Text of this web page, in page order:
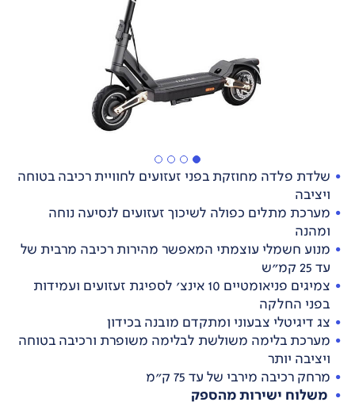
שלדת פלדה מחוזקת בפני זעזועים לחוויית רכיבה בטוחה
ויציבה
מערכת מתלים כפולה לשיכוך זעזועים לנסיעה נוחה
ומהנה
מנוע חשמלי עוצמתי המאפשר מהירות רכיבה מרבית של
עד 25 קמ"ש
צמיגים פניאומטיים 10 אינצ' לספיגת זעזועים ועמידות
בפני החלקה
צג דיגיטלי צבעוני ומתקדם מובנה בכידון
מערכת בלימה משולשת לבלימה משופרת ורכיבה בטוחה
ויציבה יותר
מרחק רכיבה מירבי של עד 75 ק"מ
משלוח ישירות מהספק